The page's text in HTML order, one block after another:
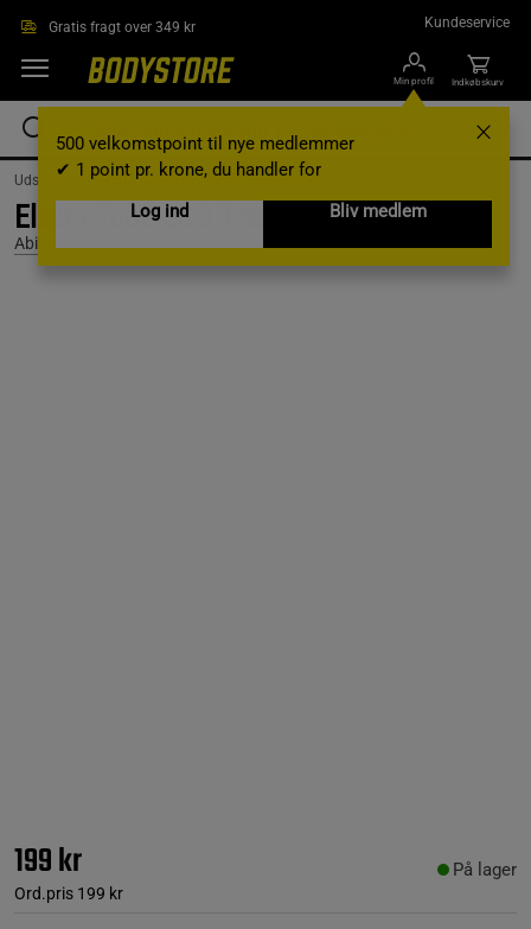
Gratis fragt over 349 kr Kundeservice
Min profil
500 velkomstpoint til nye medlemmer
✔ 1 point pr. krone, du handler for
Log ind
Bliv medlem
Indkøbskurv
Udstyr og tilbehør /Træningselastik /Exertubes
ElasticTube ECO Træningselastik
Abilica
199 kr
Ord.pris 199 kr
På lager